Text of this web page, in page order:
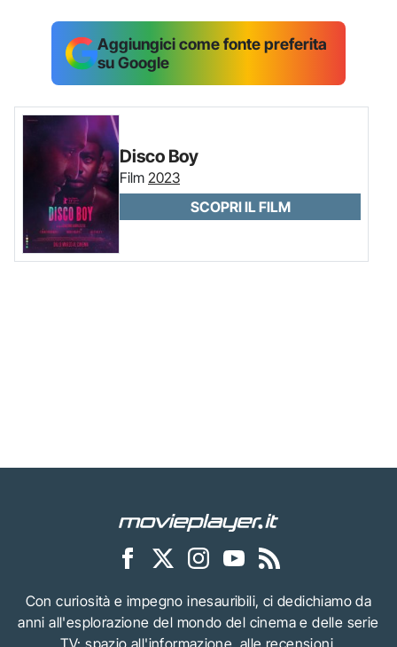
Aggiungici come fonte preferita
su Google
Disco Boy
Film 2023
SCOPRI IL FILM
Con curiosità e impegno inesauribili, ci dedichiamo da
anni all'esplorazione del mondo del cinema e delle serie
TV: spazio all'informazione, alle recensioni,